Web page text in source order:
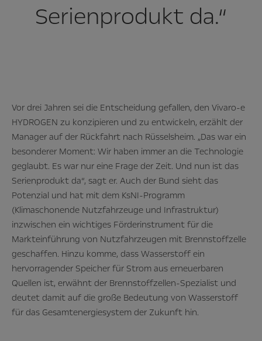
Serienprodukt da.“
Vor drei Jahren sei die Entscheidung gefallen, den Vivaro-e
HYDROGEN zu konzipieren und zu entwickeln, erzählt der
Manager auf der Rückfahrt nach Rüsselsheim. „Das war ein
besonderer Moment: Wir haben immer an die Technologie
geglaubt. Es war nur eine Frage der Zeit. Und nun ist das
Serienprodukt da“, sagt er. Auch der Bund sieht das
Potenzial und hat mit dem KsNI-Programm
(Klimaschonende Nutzfahrzeuge und Infrastruktur)
inzwischen ein wichtiges Förderinstrument für die
Markteinführung von Nutzfahrzeugen mit Brennstoffzelle
geschaffen. Hinzu komme, dass Wasserstoff ein
hervorragender Speicher für Strom aus erneuerbaren
Quellen ist, erwähnt der Brennstoffzellen-Spezialist und
deutet damit auf die große Bedeutung von Wasserstoff
für das Gesamtenergiesystem der Zukunft hin.